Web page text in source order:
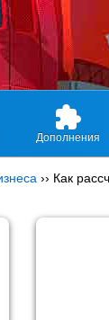
Дополнения
›› Как